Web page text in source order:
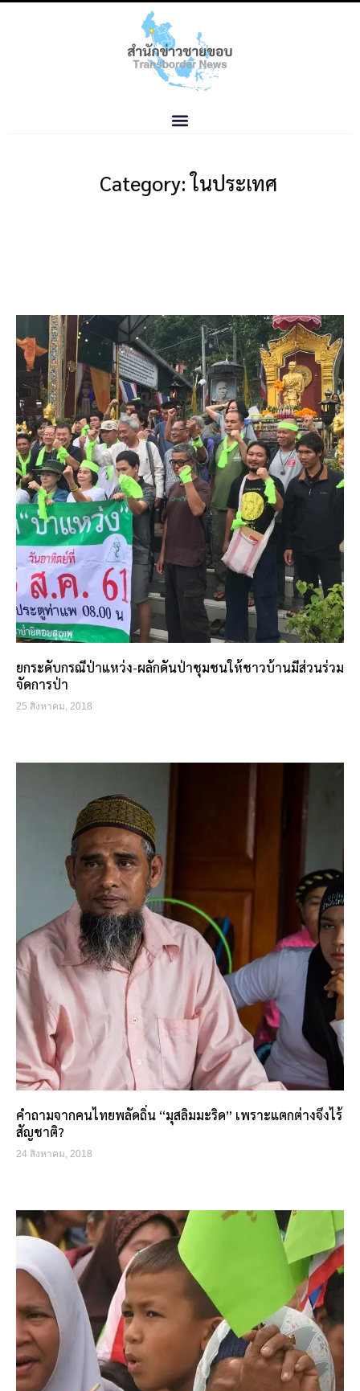
Category: ในประเทศ
ยกระดับกรณีป่าแหว่ง-ผลักดันป่าชุมชนให้ชาวบ้านมีส่วนร่วม
จัดการป่า
25 สิงหาคม, 2018
คำถามจากคนไทยพลัดถิ่น “มุสลิมมะริด” เพราะแตกต่างจึงไร้
สัญชาติ?
24 สิงหาคม, 2018